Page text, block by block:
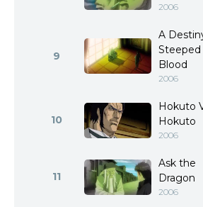
2006
9
A
Steeped
Blood
2006
10
Hokuto
Hokuto
2006
11
Ask the
Dragon
2006